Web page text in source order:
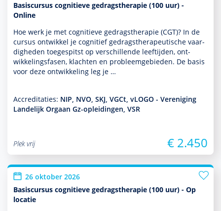
Basiscursus cognitieve gedragstherapie (100 uur) -
Online
Hoe werk je met cogni­tieve gedrags­thera­pie (CGT)? In de
cursus ontwik­kel je cognitief gedrags­thera­peu­tische vaar­
dig­heden toegespitst op ver­schil­lende leeftijden, ont­
wikke­lingsfasen, klachten en probleemgebieden. De basis
voor deze ont­wikke­ling leg je …
Accreditaties: NIP, NVO, SKJ, VGCt, vLOGO - Vereniging
Landelijk Orgaan Gz-opleidingen, VSR
Plek vrij € 2.450
26 oktober 2026
Basiscursus cognitieve gedragstherapie (100 uur) - Op
locatie